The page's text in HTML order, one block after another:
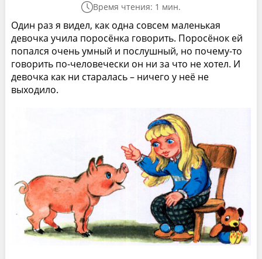
Время чтения: 1 мин.
Один раз я видел, как одна совсем маленькая
девочка учила поросёнка говорить. Поросёнок ей
попался очень умный и послушный, но почему-то
говорить по-человечески он ни за что не хотел. И
девочка как ни старалась – ничего у неё не
выходило.